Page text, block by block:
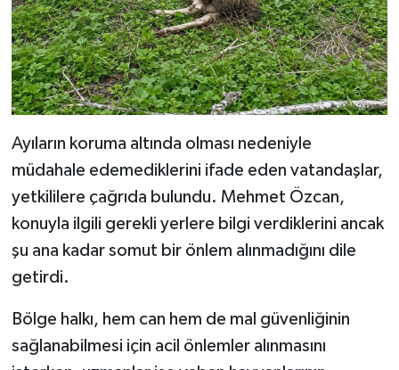
Ayıların koruma altında olması nedeniyle
müdahale edemediklerini ifade eden vatandaşlar,
yetkililere çağrıda bulundu. Mehmet Özcan,
konuyla ilgili gerekli yerlere bilgi verdiklerini ancak
şu ana kadar somut bir önlem alınmadığını dile
getirdi.
Bölge halkı, hem can hem de mal güvenliğinin
sağlanabilmesi için acil önlemler alınmasını